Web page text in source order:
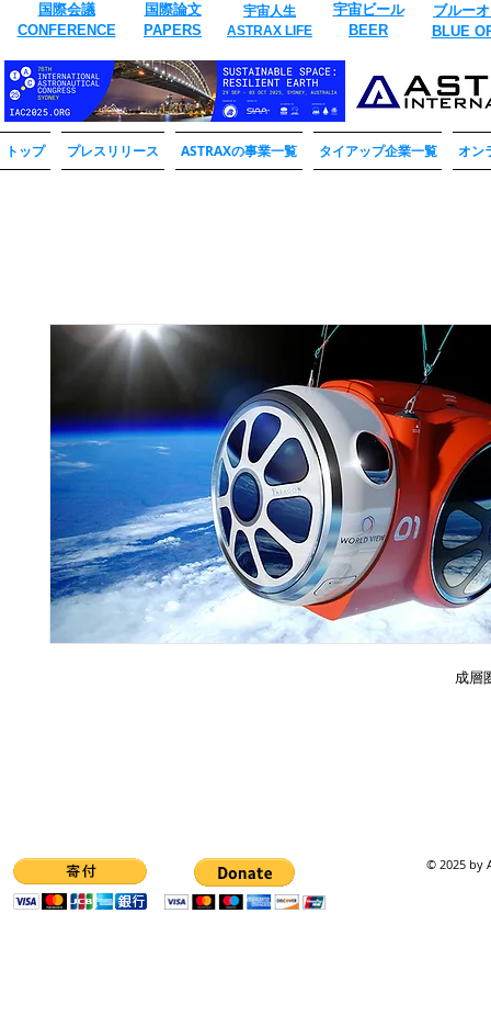
国際会議
CONFERENCE
国際論文
​PAPERS
​宇宙ビール
BEER
宇宙人生
ASTRAX LIFE
ブルー
​BLUE
トップ プレスリリース ASTRAXの事業一覧 タイアップ企業一覧 オン
成層
© 2025 by